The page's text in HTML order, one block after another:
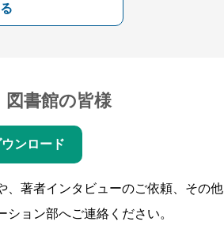
図書館の皆様
ンロード
、著者インタビューのご依頼、その他
ョン部へご連絡ください。